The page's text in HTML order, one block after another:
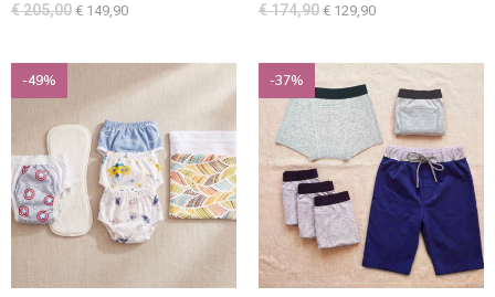
€205,00 € 149,90 €174,90 € 129,90
-49% -37%